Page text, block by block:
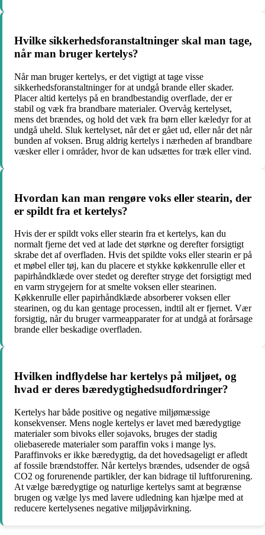
Hvilke sikkerhedsforanstaltninger skal man tage,
når man bruger kertelys?
Når man bruger kertelys, er det vigtigt at tage visse
sikkerhedsforanstaltninger for at undgå brande eller skader.
Placer altid kertelys på en brandbestandig overflade, der er
stabil og væk fra brandbare materialer. Overvåg kertelyset,
mens det brændes, og hold det væk fra børn eller kæledyr for at
undgå uheld. Sluk kertelyset, når det er gået ud, eller når det når
bunden af ​​voksen. Brug aldrig kertelys i nærheden af ​​brandbare
væsker eller i områder, hvor de kan udsættes for træk eller vind.
Hvordan kan man rengøre voks eller stearin, der
er spildt fra et kertelys?
Hvis der er spildt voks eller stearin fra et kertelys, kan du
normalt fjerne det ved at lade det størkne og derefter forsigtigt
skrabe det af overfladen. Hvis det spildte voks eller stearin er på
et møbel eller tøj, kan du placere et stykke køkkenrulle eller et
papirhåndklæde over stedet og derefter stryge det forsigtigt med
en varm strygejern for at smelte voksen eller stearinen.
Køkkenrulle eller papirhåndklæde absorberer voksen eller
stearinen, og du kan gentage processen, indtil alt er fjernet. Vær
forsigtig, når du bruger varmeapparater for at undgå at forårsage
brande eller beskadige overfladen.
Hvilken indflydelse har kertelys på miljøet, og
hvad er deres bæredygtighedsudfordringer?
Kertelys har både positive og negative miljømæssige
konsekvenser. Mens nogle kertelys er lavet med bæredygtige
materialer som bivoks eller sojavoks, bruges der stadig
oliebaserede materialer som paraffin voks i mange lys.
Paraffinvoks er ikke bæredygtig, da det hovedsageligt er afledt
af fossile brændstoffer. Når kertelys brændes, udsender de også
CO2 og forurenende partikler, der kan bidrage til luftforurening.
At vælge bæredygtige og naturlige kertelys samt at begrænse
brugen og vælge lys med lavere udledning kan hjælpe med at
reducere kertelysenes negative miljøpåvirkning.